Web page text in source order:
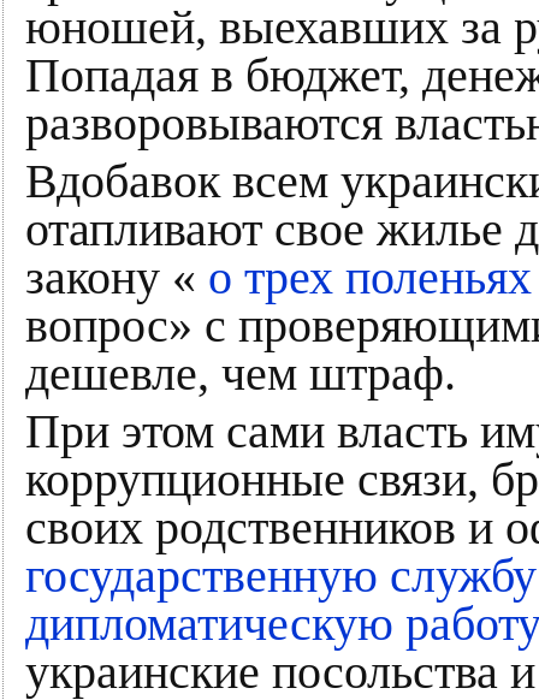
юношей, выехавших за
Попадая в бюджет,
разворовываются
Вдобавок всем
отапливают свое жилье
закону « о трех поленьях
вопрос» с
дешевле, чем штраф.
При этом сами власть
коррупционные связи,
своих родственников и
государственную службу
дипломатическую
украинские посольства